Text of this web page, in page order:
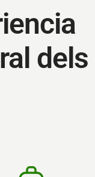
dels